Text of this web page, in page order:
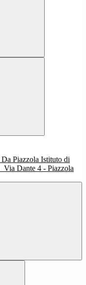
Istituto di
Via Dante 4 - Piazzola